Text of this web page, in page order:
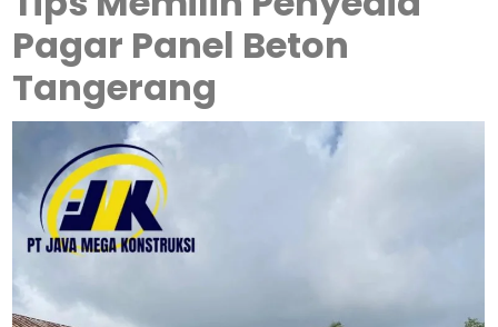
Pagar Panel Beton
Tangerang